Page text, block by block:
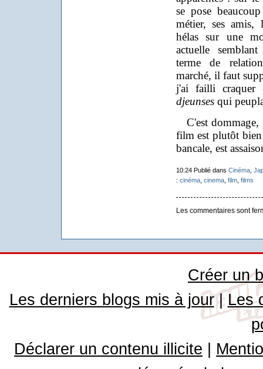
se pose
métier, ses amis,
hélas sur une
actuelle
terme de
marché, il faut
j'ai failli craquer
djeunsesqui
C'est dommage,
film est plutôt
bancale, est
10:24 Publié dans Cinéma,
: cinéma, cinema, film, films
Les commentaires sont
Créer un
Les derniers blogs mis à jour| Les
Déclarer un contenu illicite